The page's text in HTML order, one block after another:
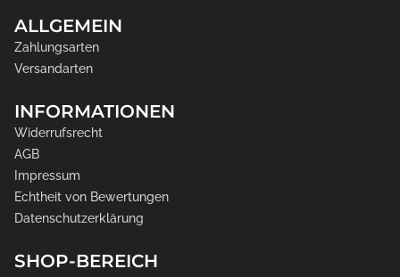
ALLGEMEIN
Zahlungsarten
Versandarten
INFORMATIONEN
Widerrufsrecht
AGB
Impressum
Echtheit von Bewertungen
Datenschutzerklärung
SHOP-BEREICH